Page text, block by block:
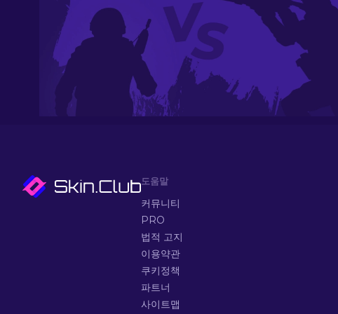
도움말
커뮤니티
PRO
법적 고지
이용약관
쿠키정책
파트너
사이트맵